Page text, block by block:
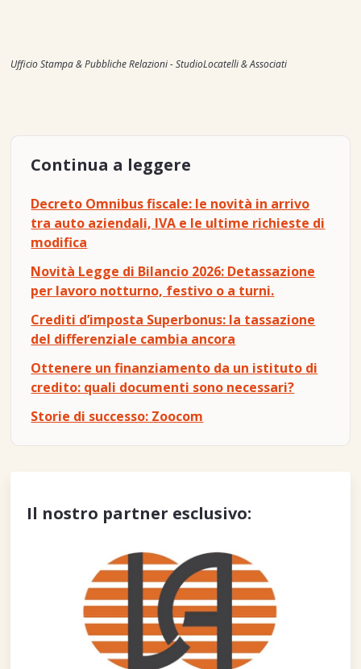
Ufficio Stampa & Pubbliche Relazioni - StudioLocatelli & Associati
Continua a leggere
Decreto Omnibus fiscale: le novità in arrivo
tra auto aziendali, IVA e le ultime richieste di
modifica
Novità Legge di Bilancio 2026: Detassazione
per lavoro notturno, festivo o a turni.
Crediti d’imposta Superbonus: la tassazione
del differenziale cambia ancora
Ottenere un finanziamento da un istituto di
credito: quali documenti sono necessari?
Storie di successo: Zoocom
Il nostro partner esclusivo: